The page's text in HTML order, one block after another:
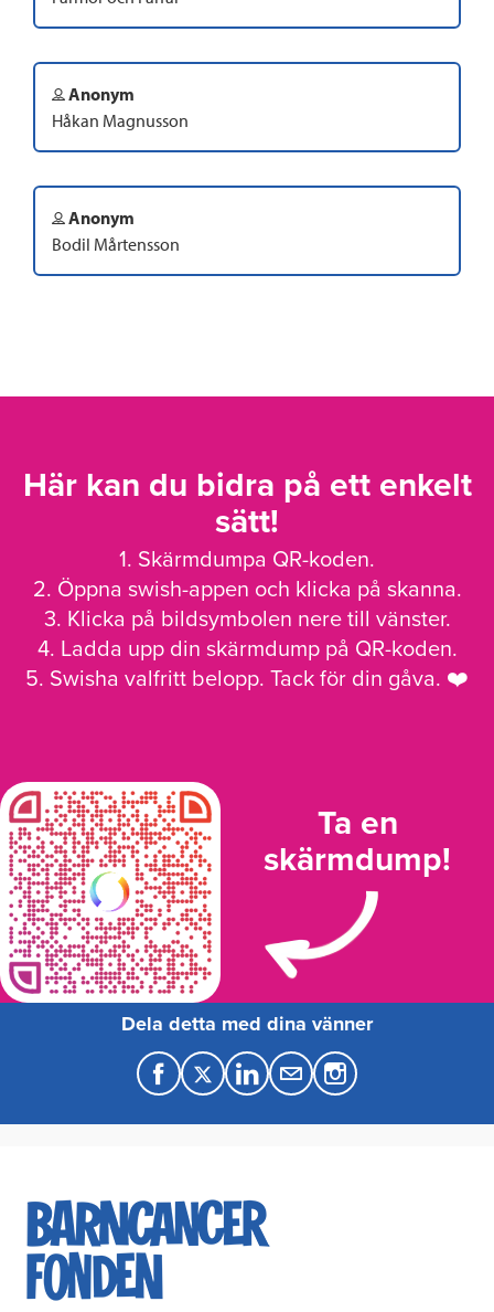
Anonym
Håkan Magnusson
Anonym
Bodil Mårtensson
Här kan du bidra på ett enkelt
sätt!
1. Skärmdumpa QR-koden.
2. Öppna swish-appen och klicka på skanna.
3. Klicka på bildsymbolen nere till vänster.
4. Ladda upp din skärmdump på QR-koden.
5. Swisha valfritt belopp. Tack för din gåva. ❤️
Ta en
skärmdump!
Dela detta med dina vänner
F
a
e
b
T
w
t
t
L
i
k
e
M
a